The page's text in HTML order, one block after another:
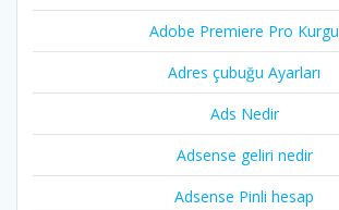
Adobe Premiere Pro Kurgu
Adres çubuğu Ayarları
Ads Nedir
Adsense geliri nedir
Adsense Pinli hesap